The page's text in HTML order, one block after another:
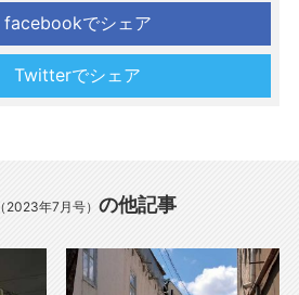
facebookでシェア
Twitterでシェア
（2023年7月号） の他記事